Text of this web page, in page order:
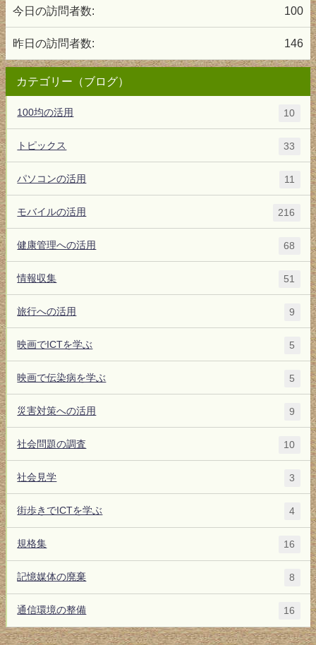
100
今日の訪問者数:
146
昨日の訪問者数:
カテゴリー（ブログ）
100均の活用 10
トピックス 33
パソコンの活用 11
モバイルの活用 216
健康管理への活用 68
情報収集 51
旅行への活用 9
映画でICTを学ぶ 5
映画で伝染病を学ぶ 5
災害対策への活用 9
社会問題の調査 10
社会見学 3
街歩きでICTを学ぶ 4
規格集 16
記憶媒体の廃棄 8
通信環境の整備 16